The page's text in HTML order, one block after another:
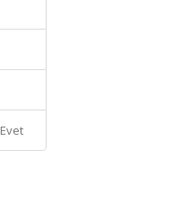
Evet